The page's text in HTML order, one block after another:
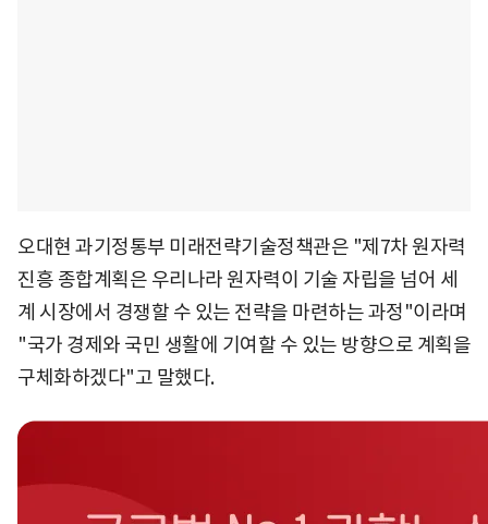
오대현 과기정통부 미래전략기술정책관은 "제7차 원자력
진흥 종합계획은 우리나라 원자력이 기술 자립을 넘어 세
계 시장에서 경쟁할 수 있는 전략을 마련하는 과정"이라며
"국가 경제와 국민 생활에 기여할 수 있는 방향으로 계획을
구체화하겠다"고 말했다.